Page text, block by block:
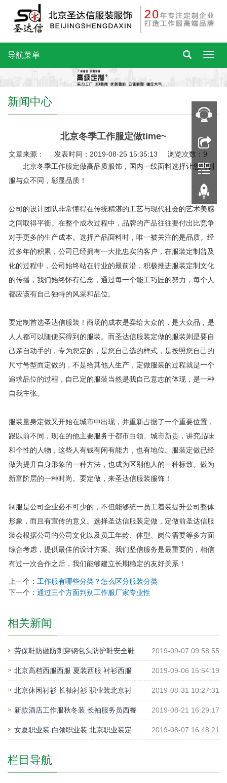
导航菜单
新闻中心
北京冬季工作服定做time~
文章来源： 发表时间：2019-08-25 15:35:13 浏览次数：9
北京冬季工作服定做高品质服饰，国内一线面料选择让您的制
服与众不同，彰显品质！
公司的设计团队非常懂得在传统精湛的工艺与现代社会的艺术美感
之间取得平衡。在整个成衣过程中，品牌的产品往往要付出比竞争
对手更多的生产成本。选择产品面料时，唯一被关注的是品质。经
过多年的积累，公司已经拥有一大批忠实的客户，在服装定制普及
化的过程中，公司始终站在行业的最前沿，积极推进服装定制文化
的传播，我们始终怀有信念，通过每一个能工巧匠的努力，每个人
都应该有自己独特的风采和品位。
要定制首选圣达信服装！商场的成衣是卖给大众的，是大众品，是
人人都可以随便买得到的服装。而圣达信服装定做的服装则是要自
己亲自动手的，专为您定的，是您自己选的样式，是按照您自己的
尺寸号型而定做的，不是给其他人生产，定做服装的过程就是一个
追求品位的过程，自己定的服装当然是我自己意志的体现，是一种
自我主张。
服装量身定做又开始在城市中出现，并重新占据了一个重要位置，
跟以前不同，现在的他主要服务于都市白领、城市新贵，讲究品味
和个性的人物，这些人有钱有闲有能力，也有地位。服装定做已经
做为提升自身形象的一种方法，也成为区别他人的一种标致。做为
新富阶层的一种时尚。要定做，来圣达信服装服饰！
制服是公司企业必不可少的，不但能够统一员工着装提升公司整体
形象，而且有宣传的意义。选择圣达信服装定做，定做前圣达信服
装会根据公司的公司文化以及员工年龄、体型、岗位需要等多方面
综合考虑，提供最佳的设计方案。我们坚信服务是最重要的，相信
有过一次合作之后，我们能够建立长期稳定的友好关系！
上一个： 工作服有哪些分类？怎么区分服装分类
下一个： 通过三个方面判别工作服厂家专业性
相关新闻
2019-09-07 09:58:55
劳保鞋防砸防刺穿钢包头防护鞋安全鞋
2019-09-06 15:54:19
北京高档西服西服 夏装西服 衬衫西服
2019-08-31 10:27:31
北京休闲衬衫 长袖衬衫 职业装北京衬
2019-08-21 16:29:17
新款酒店工作服秋冬装 长袖服务员西餐
2019-08-07 16:48:21
女夏职业装 白领职业装 北京职业装定
栏目导航